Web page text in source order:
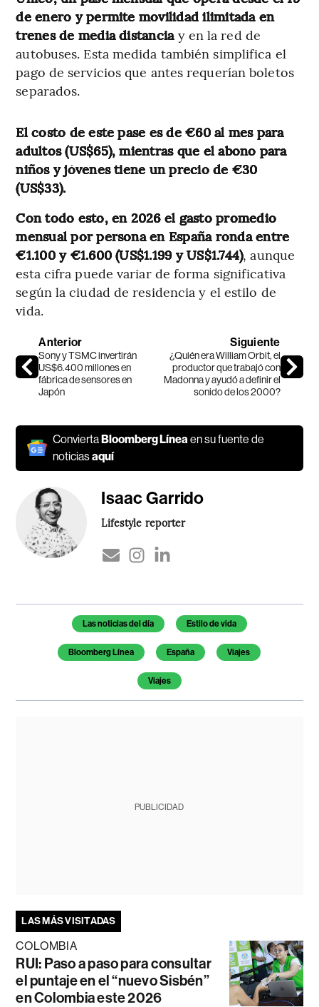
de enero y permite movilidad ilimitada en
trenes de media distanciay en la red de
autobuses. Esta medida también simplifica el
pago de servicios que antes requerían boletos
separados.
El costo de este pase es de €60 al mes para
adultos (US$65), mientras que el abono para
niños y jóvenes tiene un precio de €30
(US$33).
Con todo esto, en 2026 el gasto promedio
mensual por persona en España ronda entre
€1.100 y €1.600 (US$1.199 y US$1.744), aunque
esta cifra puede variar de forma significativa
según la ciudad de residencia y el estilo de
vida.
Anterior
Sony y TSMC invertirán
US$6.400 millones en
fábrica de sensores en
Japón
Siguiente
¿Quién era William Orbit, el
productor que trabajó con
Madonna y ayudó a definir el
sonido de los 2000?
ConviertaBloomberg Línea en su fuente de
noticiasaquí
Isaac Garrido
Lifestyle reporter
Temas de este artículo
Las noticias del día Estilo de vida
Bloomberg Línea España Viajes
Viajes
PUBLICIDAD
LAS MÁS VISITADAS
COLOMBIA
RUI: Paso a paso para consultar
el puntaje en el “nuevo Sisbén”
en Colombia este 2026